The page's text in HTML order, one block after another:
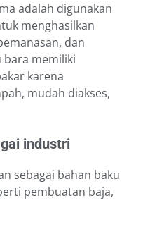
adalah digunakan
menghasilkan
dan
bara memiliki
karena
mudah diakses,
industri
sebagai bahan baku
pembuatan baja,